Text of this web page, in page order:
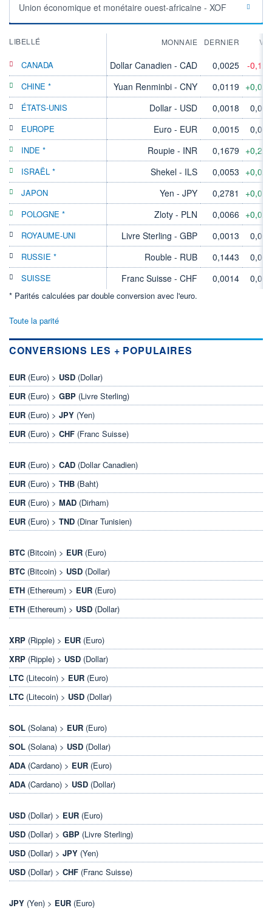
Union économique et monétaire ouest-africaine - XOF
LIBELLÉ MONNAIE DERNIER
CANADA Dollar Canadien - CAD 0,0025 -
CHINE * Yuan Renminbi - CNY 0,0119
ÉTATS-UNIS Dollar - USD 0,0018
EUROPE Euro - EUR 0,0015
INDE * Roupie - INR 0,1679
ISRAËL * Shekel - ILS 0,0053
JAPON Yen - JPY 0,2781
POLOGNE * Zloty - PLN 0,0066
ROYAUME-UNI Livre Sterling - GBP 0,0013
RUSSIE * Rouble - RUB 0,1443
SUISSE Franc Suisse - CHF 0,0014
* Parités calculées par double conversion avec l'euro.
Toute la parité
CONVERSIONS LES + POPULAIRES
EUR (Euro) > USD (Dollar)
EUR (Euro) > GBP (Livre Sterling)
EUR (Euro) > JPY (Yen)
EUR (Euro) > CHF (Franc Suisse)
EUR (Euro) > CAD (Dollar Canadien)
EUR (Euro) > THB (Baht)
EUR (Euro) > MAD (Dirham)
EUR (Euro) > TND (Dinar Tunisien)
BTC (Bitcoin) > EUR (Euro)
BTC (Bitcoin) > USD (Dollar)
ETH (Ethereum) > EUR (Euro)
ETH (Ethereum) > USD (Dollar)
XRP (Ripple) > EUR (Euro)
XRP (Ripple) > USD (Dollar)
LTC (Litecoin) > EUR (Euro)
LTC (Litecoin) > USD (Dollar)
SOL (Solana) > EUR (Euro)
SOL (Solana) > USD (Dollar)
ADA (Cardano) > EUR (Euro)
ADA (Cardano) > USD (Dollar)
USD (Dollar) > EUR (Euro)
USD (Dollar) > GBP (Livre Sterling)
USD (Dollar) > JPY (Yen)
USD (Dollar) > CHF (Franc Suisse)
JPY (Yen) > EUR (Euro)